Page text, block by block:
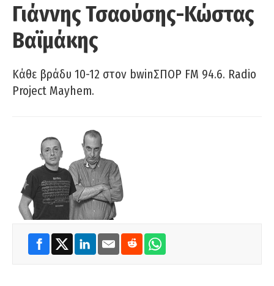
Γιάννης Τσαούσης-Κώστας
Βαϊμάκης
Κάθε βράδυ 10-12 στον bwinΣΠΟΡ FM 94.6. Radio
Project Mayhem.